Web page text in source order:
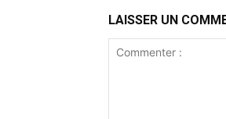
LAISSER UN